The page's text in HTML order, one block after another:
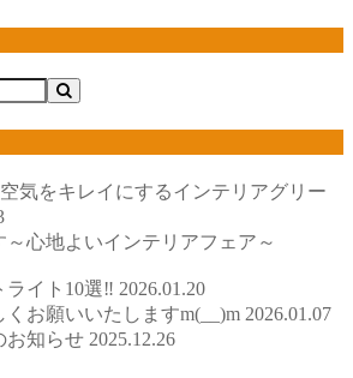
気をキレイにするインテリアグリー
心地よいインテリアフェア～
イト10選‼ 2026.01.20
くお願いいたしますm(__)m 2026.01.07
お知らせ 2025.12.26